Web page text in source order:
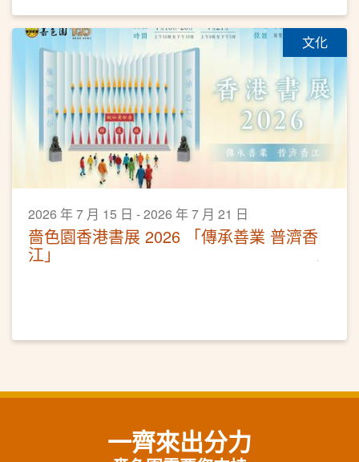
文化
2026 年 7 月 15 日 - 2026 年 7 月 21 日
嗇色園香港書展 2026 「傳承善業 普濟香
江」
一齊來出分力